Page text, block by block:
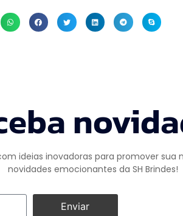
ideias inovadoras para promover sua
novidades emocionantes da SH Brindes!
Enviar